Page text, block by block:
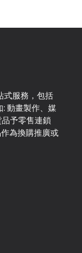
式服務，包括
動畫製作、媒
予零售連鎖
為換購推廣或